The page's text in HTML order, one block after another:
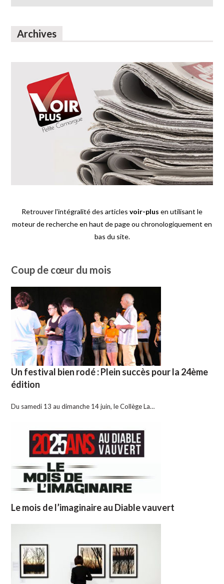
Archives
Retrouver l'intégralité des articles voir-plus en utilisant le
moteur de recherche en haut de page ou chronologiquement en
bas du site.
Coup de cœur du mois
Un festival bien rodé : Plein succès pour la 24ème
édition
Du samedi 13 au dimanche 14 juin, le Collège La…
Le mois de l’imaginaire au Diable vauvert